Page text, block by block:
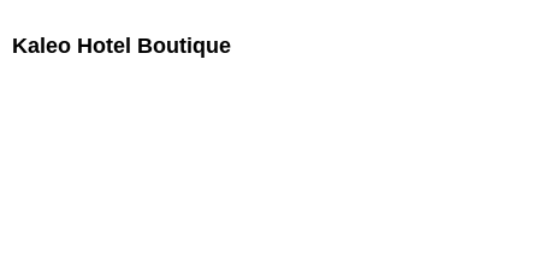
Kaleo Hotel Boutique